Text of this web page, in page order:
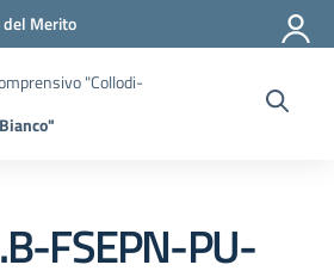
Merito
"Collodi-
FSEPN-PU-